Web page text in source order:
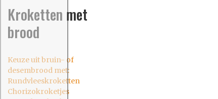
Kroketten met
brood
Keuze uit bruin- of
desembrood met:
Rundvleeskroketten
Chorizokroketjes